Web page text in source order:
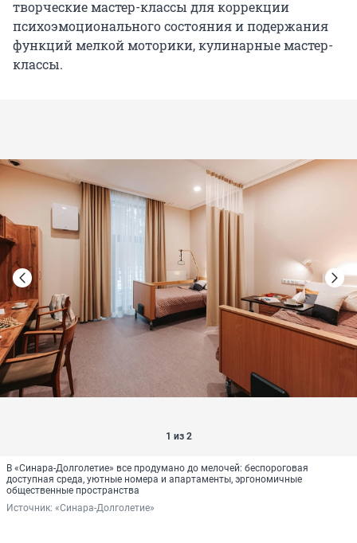
творческие мастер-классы для коррекции
психоэмоционального состояния и подержания
функций мелкой моторики, кулинарные мастер-
классы.
1 из 2
В «Синара-Долголетие» все продумано до мелочей: беспороговая
доступная среда, уютные номера и апартаменты, эргономичные
общественные пространства
Источник: «Синара-Долголетие»